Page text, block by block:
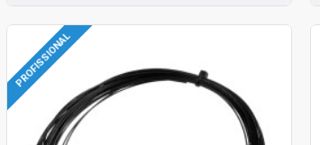
PROFISSIONAL